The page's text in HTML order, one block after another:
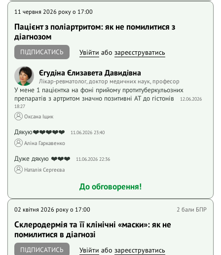
11 червня 2026 року o 17:00
Пацієнт з поліартритом: як не помилитися з
діагнозом
ПІДПИСАТИСЬ Увійти або зареєструватись
Єгудіна Єлизавета Давидівна
Лікар-ревматолог, доктор медичних наук, професор
У мене 1 пацієнтка на фоні прийому протитуберкульозних
препаратів з артритом значно позитивні АТ до гістонів
12.06.2026
18:27
Оксана Іщик
Дякую❤️❤️❤️❤️❤️ 11.06.2026 23:40
Аліна Гаркавенко
Дуже дякую ❤️❤️❤️ 11.06.2026 22:36
Наталія Сергеєва
До обговорення!
02 квітня 2026 року o 17:00 2 бали БПР
Склеродермія та її клінічні «маски»: як не
помилитися в діагнозі
ПІДПИСАТИСЬ Увійти або зареєструватись